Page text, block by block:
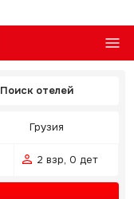
Поиск отелей
Грузия
2 взр, 0 дет